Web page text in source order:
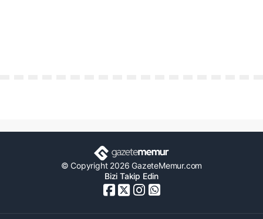
© Copyright 2026 GazeteMemur.com
Bizi Takip Edin